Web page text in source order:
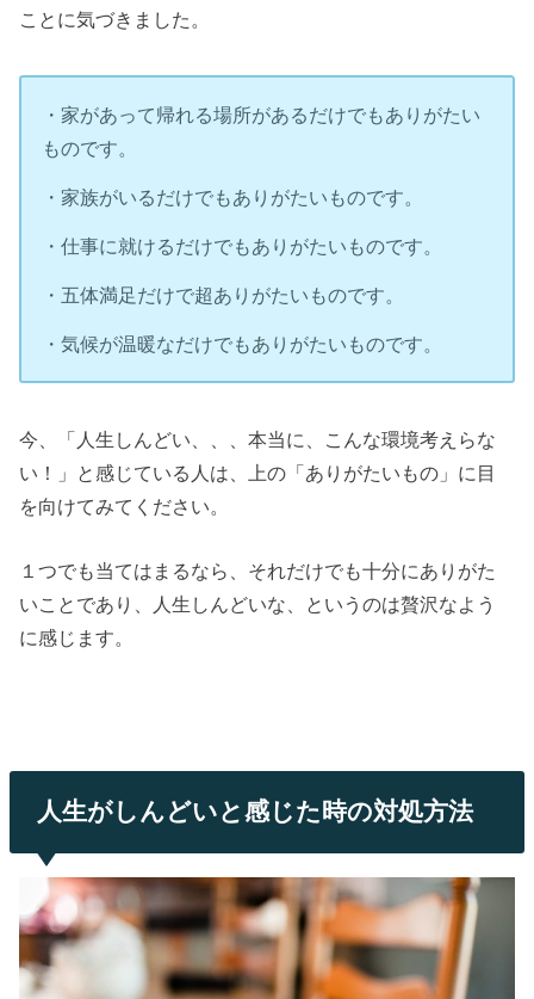
ことに気づきました。
・家があって帰れる場所があるだけでもありがたい
ものです。
・家族がいるだけでもありがたいものです。
・仕事に就けるだけでもありがたいものです。
・五体満足だけで超ありがたいものです。
・気候が温暖なだけでもありがたいものです。
今、「人生しんどい、、、本当に、こんな環境考えらな
い！」と感じている人は、上の「ありがたいもの」に目
を向けてみてください。
１つでも当てはまるなら、それだけでも十分にありがた
いことであり、人生しんどいな、というのは贅沢なよう
に感じます。
人生がしんどいと感じた時の対処方法